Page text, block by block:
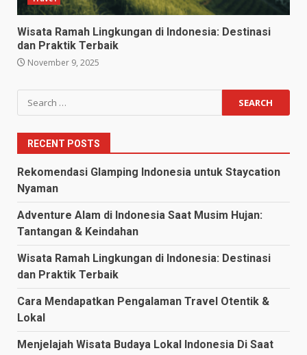
Wisata Ramah Lingkungan di Indonesia: Destinasi
dan Praktik Terbaik
November 9, 2025
Search
for:
RECENT POSTS
Rekomendasi Glamping Indonesia untuk Staycation
Nyaman
Adventure Alam di Indonesia Saat Musim Hujan:
Tantangan & Keindahan
Wisata Ramah Lingkungan di Indonesia: Destinasi
dan Praktik Terbaik
Cara Mendapatkan Pengalaman Travel Otentik &
Lokal
Menjelajah Wisata Budaya Lokal Indonesia Di Saat